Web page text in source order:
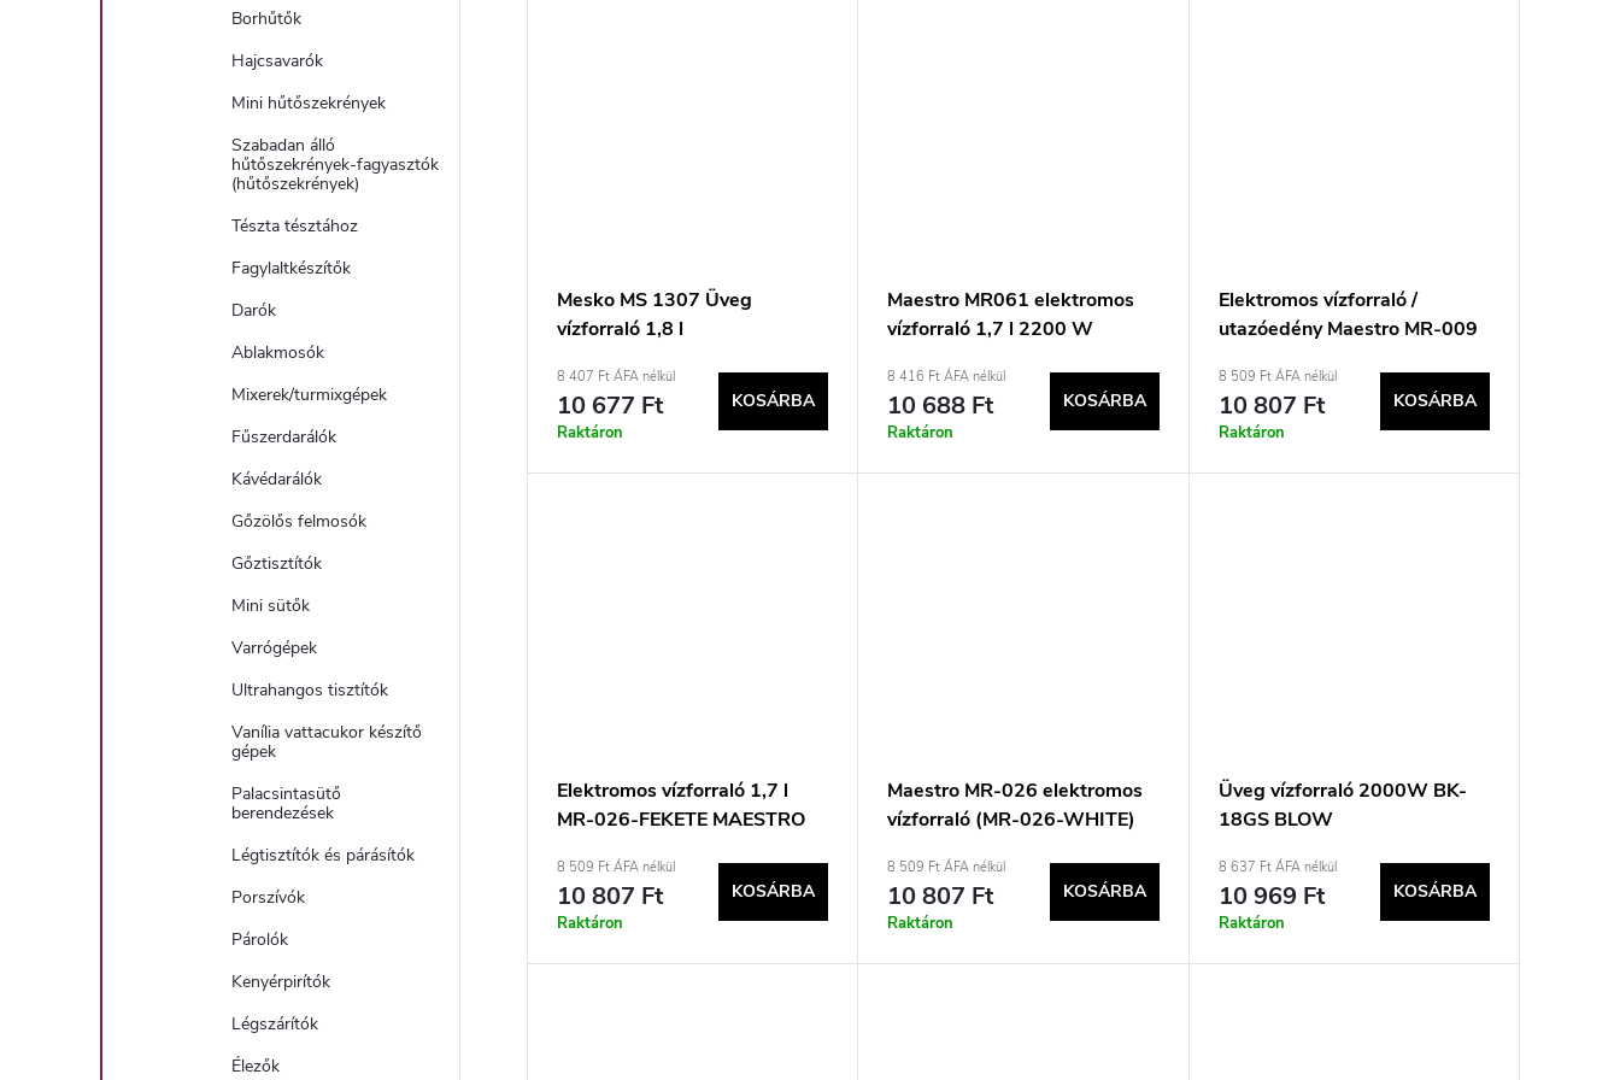
Borhűtők
Hajcsavarók
Mini hűtőszekrények
Szabadan álló
hűtőszekrények-fagyasztók
(hűtőszekrények)
Tészta tésztához
Fagylaltkészítők
Darók
Ablakmosók
Mixerek/turmixgépek
Fűszerdarálók
Kávédarálók
Gőzölős felmosók
Gőztisztítók
Mini sütők
Varrógépek
Ultrahangos tisztítók
Vanília vattacukor készítő
gépek
Palacsintasütő
berendezések
Légtisztítók és párásítók
Porszívók
Párolók
Kenyérpirítók
Légszárítók
Élezők
Mesko MS 1307 Üveg
vízforraló 1,8 l
8 407 Ft ÁFA nélkül
10 677 Ft
Raktáron
KOSÁRBA
Maestro MR061 elektromos
vízforraló 1,7 l 2200 W
8 416 Ft ÁFA nélkül
10 688 Ft
Raktáron
KOSÁRBA
Elektromos vízforraló /
utazóedény Maestro MR-009
Bézs
8 509 Ft ÁFA nélkül
10 807 Ft
Raktáron
KOSÁRBA
Elektromos vízforraló 1,7 l
MR-026-FEKETE MAESTRO
8 509 Ft ÁFA nélkül
10 807 Ft
Raktáron
KOSÁRBA
Maestro MR-026 elektromos
vízforraló (MR-026-WHITE)
8 509 Ft ÁFA nélkül
10 807 Ft
Raktáron
KOSÁRBA
Üveg vízforraló 2000W BK-
18GS BLOW
8 637 Ft ÁFA nélkül
10 969 Ft
Raktáron
KOSÁRBA